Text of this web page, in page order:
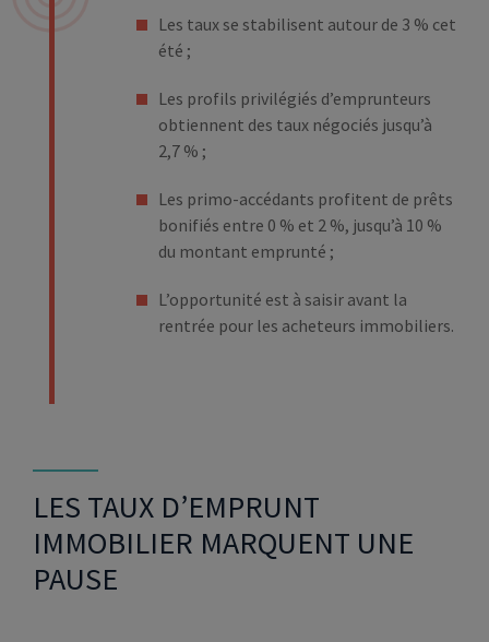
Les taux se stabilisent autour de 3 % cet
été ;
Les profils privilégiés d’emprunteurs
obtiennent des taux négociés jusqu’à
2,7 % ;
Les primo-accédants profitent de prêts
bonifiés entre 0 % et 2 %, jusqu’à 10 %
du montant emprunté ;
L’opportunité est à saisir avant la
rentrée pour les acheteurs immobiliers.
LES TAUX D’EMPRUNT
IMMOBILIER MARQUENT UNE
PAUSE